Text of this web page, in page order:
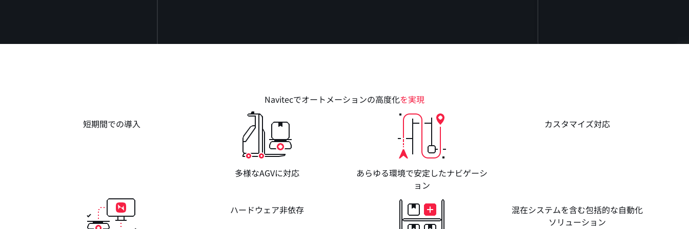
Navitecでオートメーションの高度化を実現
短期間での導入
多様なAGVに対応
あらゆる環境で安定したナビゲーシ
ョン
カスタマイズ対応
ハードウェア非依存
混在システムを含む包括的な自動化
ソリューション